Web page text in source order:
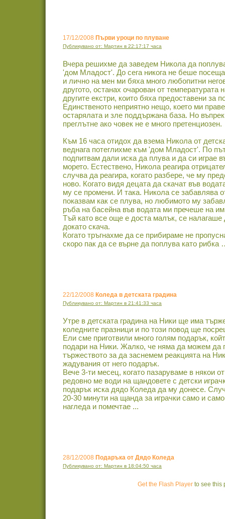
17/12/2008 Първи уроци по плуване
Публикувано от: Мартин в 22:17:17 часа
Вчера решихме да заведем Никола да
'дом Младост'. До сега никога не беше
и лично на мен ми бяха много любопитни
другото, останах очарован от температурата
другите екстри, които бяха предоставени за
Единственото неприятно нещо, което ми
остарялата и зле поддържана база. Но
преглътне ако човек не е много претенциозен.
Към 16 часа отидох да взема Никола от
веднага потеглихме към 'дом Младост'. По
подпитвам дали иска да плува и да си играе
морето. Естествено, Никола реагира
случва да реагира, когато разбере, че му
ново. Когато видя децата да скачат във
му се промени. И така. Никола се забавлява
показвам как се плува, но любимото му
ръба на басейна във водата ми пречеше на
Тъй като все още е доста малък, се налагаше
докато скача.
Когато тръгнахме да се прибираме не
скоро пак да се върне да поплува като рибка
22/12/2008 Коледа в детската градина
Публикувано от: Мартин в 21:41:33 часа
Утре в детската градина на Ники ще има
коледните празници и по този повод ще
Ели сме приготвили много голям подарък,
подари на Ники. Жалко, че няма да можем да
тържеството за да заснемем реакцията на
жадувания от него подарък.
Вече 3-ти месец, когато пазаруваме в някои
редовно ме води на щандовете с детски
подарък иска дядо Коледа да му донесе.
20-30 минути на щанда за играчки само и
нагледа и помечтае ...
28/12/2008 Подаръка от Дядо Коледа
Публикувано от: Мартин в 18:04:50 часа
Get the Flash Playerto see this